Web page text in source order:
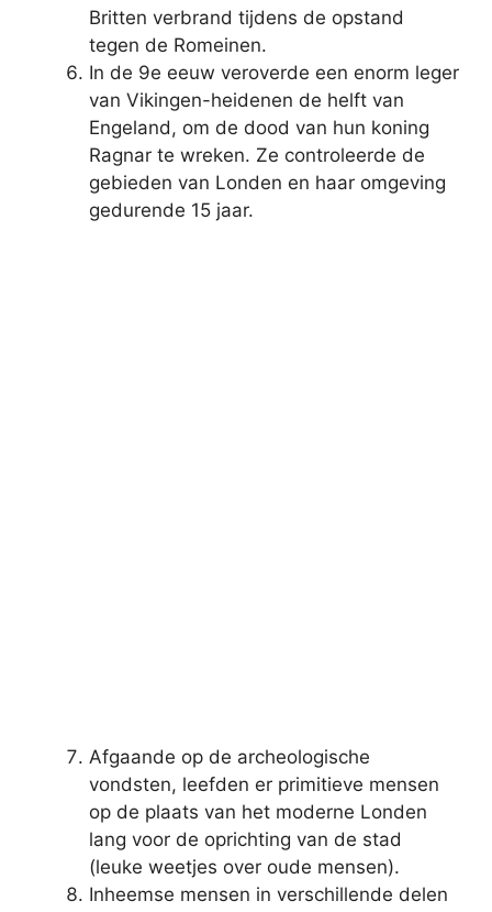
Britten verbrand tijdens de opstand
tegen de Romeinen.
In de 9e eeuw veroverde een enorm leger
van Vikingen-heidenen de helft van
Engeland, om de dood van hun koning
Ragnar te wreken. Ze controleerde de
gebieden van Londen en haar omgeving
gedurende 15 jaar.
Afgaande op de archeologische
vondsten, leefden er primitieve mensen
op de plaats van het moderne Londen
lang voor de oprichting van de stad
(leuke weetjes over oude mensen).
Inheemse mensen in verschillende delen